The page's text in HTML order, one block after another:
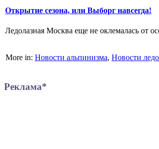
Открытие сезона, или Выборг навсегда!
Ледолазная Москва еще не оклемалась от
More in: Новости альпинизма, Новости
Реклама*